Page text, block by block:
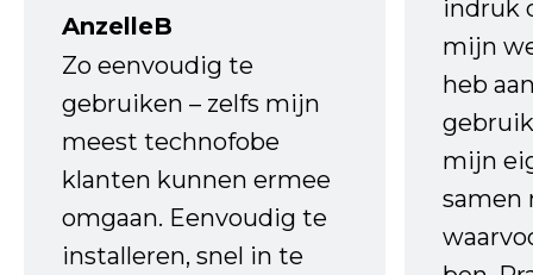
AnzelleB
Zo eenvoudig te
gebruiken – zelfs mijn
meest technofobe
klanten kunnen ermee
omgaan. Eenvoudig te
installeren, snel in te
indruk
mijn
heb
mijn
samen